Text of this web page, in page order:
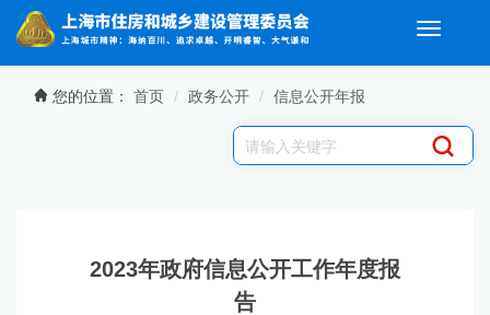
无障碍操作说明 跳转到网站导航区 跳转到主要内容区域
Toggle
您的位置： 首页 政务公开 信息公开年报
2023年政府信息公开工作年度报
告